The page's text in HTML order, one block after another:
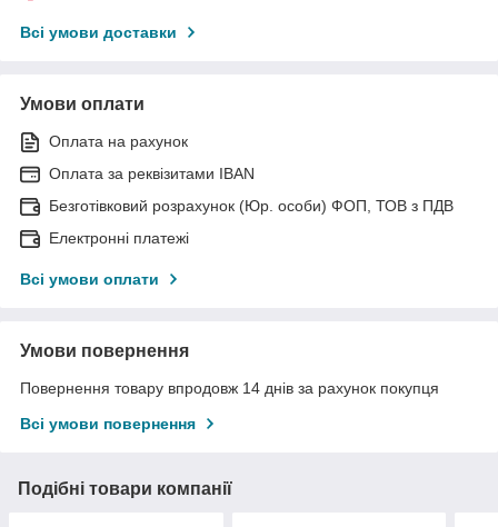
Всі умови доставки
Умови оплати
Оплата на рахунок
Оплата за реквізитами IBAN
Безготівковий розрахунок (Юр. особи) ФОП, ТОВ з ПДВ
Електронні платежі
Всі умови оплати
Умови повернення
Повернення товару впродовж 14 днів за рахунок покупця
Всі умови повернення
Подібні товари компанії